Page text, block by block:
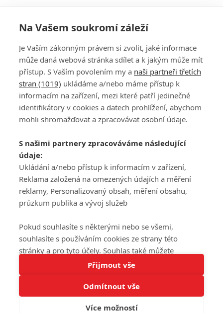
Tato stránka používá soubory cookies.
Rozumím
PŘIHLÁSIT
REGISTROVAT
DISKUZE
Šéfredaktorkou webu jePetr Slavík, e-mailserialy@fandimefilmu.cz
Máte-li zájem o inzerci na našem webu napište nám na e-mail
studio@koncal.com
Ochrana osobních údajů|Zásady používání cookies |Pravidla webu
Upravit nastavení soukromí
© 2016 – 2026 FandimeSerialum.cz / All rights reserved /
Koncal studio s.r.o., IČO: 03604071, Lýskova 2073/57, Stodůlky, 155
Na Vašem soukromí záleží
Je Vaším zákonným právem si zvolit, jaké informace
může daná webová stránka sdílet a k jakým může mít
přístup. S Vaším povolením my a naši partneři třetích
stran (1019) ukládáme a/nebo máme přístup k
informacím na zařízení, mezi které patří jedinečné
identifikátory v cookies a datech prohlížení, abychom
mohli shromažďovat a zpracovávat osobní údaje.
S našimi partnery zpracováváme následující
údaje:
Ukládání a/nebo přístup k informacím v zařízení,
Reklama založená na omezených údajích a měření
reklamy, Personalizovaný obsah, měření obsahu,
průzkum publika a vývoj služeb
Pokud souhlasíte s některými nebo se všemi,
souhlasíte s používáním cookies ze strany této
stránky a pro tyto účely. Souhlas také můžete
odmítnout, ale v takovém případě vám na stránce
nebudou k dispozici některé personalizované funkce.
Vaše volby souhlasu se budou vztahovat pouze na
tuto webovou stránku. Vaše nastavení a odvolání
souhlasu můžete kdykoli změnit na stránce s
Přijmout vše
Odmítnout vše
Více možností